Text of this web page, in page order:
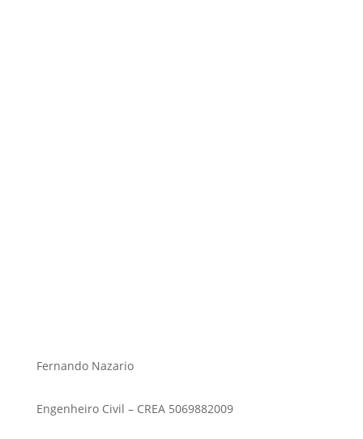
Fernando Nazario
Engenheiro Civil – CREA 5069882009